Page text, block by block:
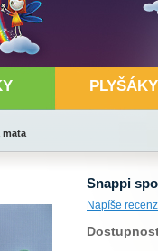
PLYŠÁKY
mäta
Snappi
Napíše